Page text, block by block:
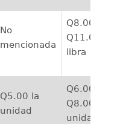
No
mencionada
Q8.00 a
Q11.00 la
libra
Q5.00 la
unidad
Q6.00 a
Q8.00 la
unidad